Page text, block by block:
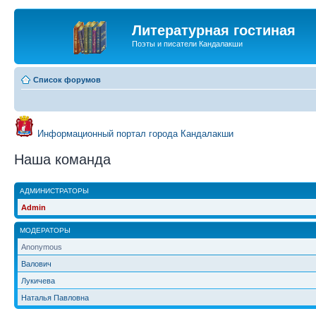
Литературная гостиная
Поэты и писатели Кандалакши
Список форумов
Информационный портал города Кандалакши
Наша команда
АДМИНИСТРАТОРЫ
Admin
МОДЕРАТОРЫ
Anonymous
Валович
Лукичева
Наталья Павловна